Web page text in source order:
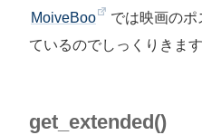
MoiveBoo
では映画の
ているのでしっくりきます
get_extended()